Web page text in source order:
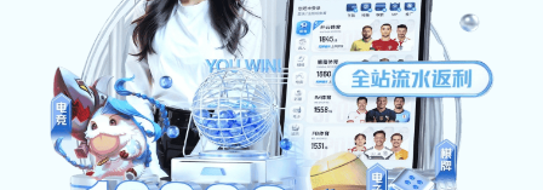
当前位置：红桃国际>联系红桃国际> 在线留言